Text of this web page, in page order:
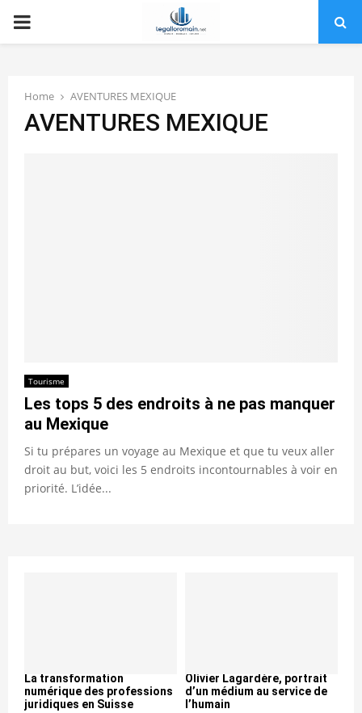
PRIMARY
Home AVENTURES MEXIQUE
AVENTURES MEXIQUE
Tourisme
Les tops 5 des endroits à ne pas manquer
au Mexique
Si tu prépares un voyage au Mexique et que tu veux aller
droit au but, voici les 5 endroits incontournables à voir en
priorité. L’idée...
La transformation
numérique des professions
juridiques en Suisse
Olivier Lagardère, portrait
d’un médium au service de
l’humain